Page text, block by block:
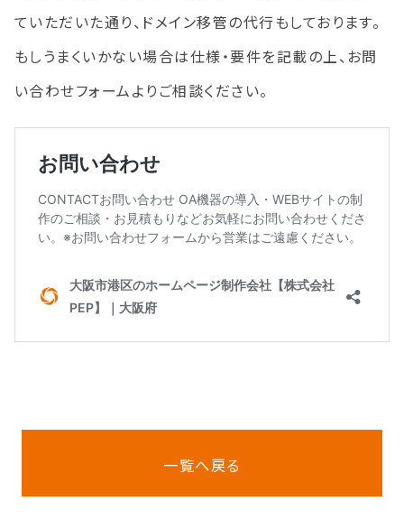
ていただいた通り、ドメイン移管の代行もしております。
もしうまくいかない場合は仕様・要件を記載の上、お問
い合わせフォームよりご相談ください。
一覧へ戻る